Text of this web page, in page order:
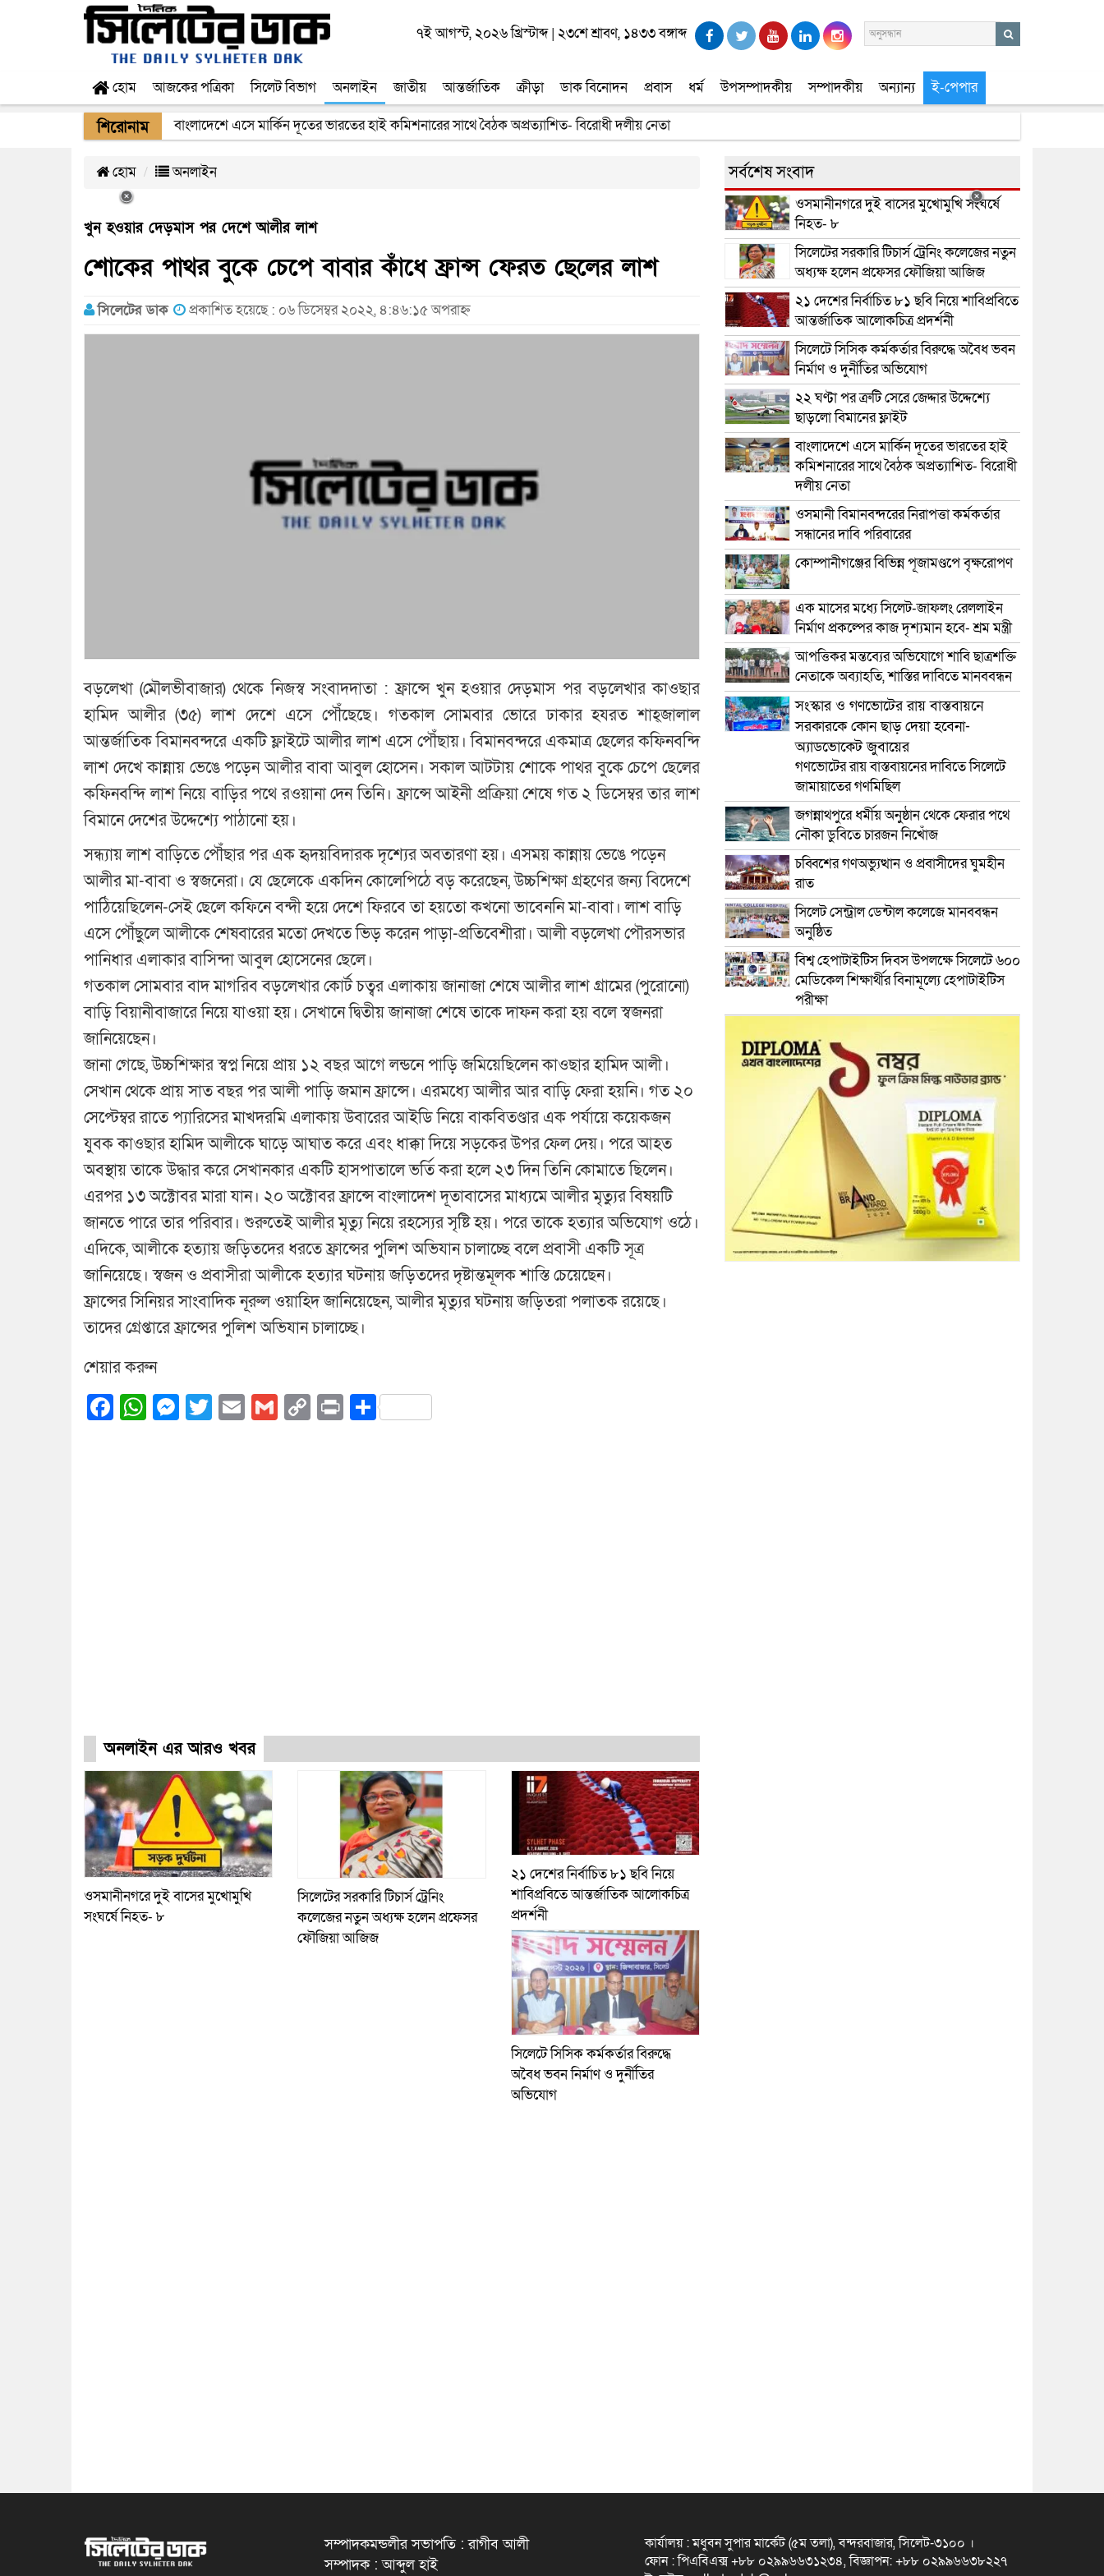
৭ই আগস্ট, ২০২৬ খ্রিস্টাব্দ| ২৩শে শ্রাবণ, ১৪৩৩ বঙ্গাব্দ
হোম আজকের পত্রিকা সিলেট বিভাগ অনলাইন জাতীয় আন্তর্জাতিক ক্রীড়া ডাক বিনোদন প্রবাস ধর্ম উপসম্পাদকীয় সম্পাদকীয় অন্যান্য ই-পেপার
শিরোনাম বাংলাদেশে এসে মার্কিন দূতের ভারতের হাই কমিশনারের সাথে বৈঠক অপ্রত্যাশিত- বিরোধী দলীয় নেতা
ওসমানী বিমানবন্দরের নিরাপত্তা কর্মকর্তার সন্ধানের দাবি পরিবারের
হোম অনলাইন
খুন হওয়ার দেড়মাস পর দেশে আলীর লাশ
শোকের পাথর বুকে চেপে বাবার কাঁধে ফ্রান্স ফেরত ছেলের লাশ
সিলেটের ডাক প্রকাশিত হয়েছে : ০৬ ডিসেম্বর ২০২২, ৪:৪৬:১৫ অপরাহ্ন
বড়লেখা (মৌলভীবাজার) থেকে নিজস্ব সংবাদদাতা : ফ্রান্সে খুন হওয়ার দেড়মাস পর বড়লেখার কাওছার
হামিদ আলীর (৩৫) লাশ দেশে এসে পৌঁছেছে। গতকাল সোমবার ভোরে ঢাকার হযরত শাহ্জালাল
আন্তর্জাতিক বিমানবন্দরে একটি ফ্লাইটে আলীর লাশ এসে পৌঁছায়। বিমানবন্দরে একমাত্র ছেলের কফিনবন্দি
লাশ দেখে কান্নায় ভেঙে পড়েন আলীর বাবা আবুল হোসেন। সকাল আটটায় শোকে পাথর বুকে চেপে ছেলের
কফিনবন্দি লাশ নিয়ে বাড়ির পথে রওয়ানা দেন তিনি। ফ্রান্সে আইনী প্রক্রিয়া শেষে গত ২ ডিসেম্বর তার লাশ
বিমানে দেশের উদ্দেশ্যে পাঠানো হয়।
সন্ধ্যায় লাশ বাড়িতে পৌঁছার পর এক হৃদয়বিদারক দৃশ্যের অবতারণা হয়। এসময় কান্নায় ভেঙে পড়েন
আলীর মা-বাবা ও স্বজনেরা। যে ছেলেকে একদিন কোলেপিঠে বড় করেছেন, উচ্চশিক্ষা গ্রহণের জন্য বিদেশে
পাঠিয়েছিলেন-সেই ছেলে কফিনে বন্দী হয়ে দেশে ফিরবে তা হয়তো কখনো ভাবেননি মা-বাবা। লাশ বাড়ি
এসে পৌঁছুলে আলীকে শেষবারের মতো দেখতে ভিড় করেন পাড়া-প্রতিবেশীরা। আলী বড়লেখা পৌরসভার
পানিধার এলাকার বাসিন্দা আবুল হোসেনের ছেলে।
গতকাল সোমবার বাদ মাগরিব বড়লেখার কোর্ট চত্বর এলাকায় জানাজা শেষে আলীর লাশ গ্রামের (পুরোনো)
বাড়ি বিয়ানীবাজারে নিয়ে যাওয়া হয়। সেখানে দ্বিতীয় জানাজা শেষে তাকে দাফন করা হয় বলে স্বজনরা
জানিয়েছেন।
জানা গেছে, উচ্চশিক্ষার স্বপ্ন নিয়ে প্রায় ১২ বছর আগে লন্ডনে পাড়ি জমিয়েছিলেন কাওছার হামিদ আলী।
সেখান থেকে প্রায় সাত বছর পর আলী পাড়ি জমান ফ্রান্সে। এরমধ্যে আলীর আর বাড়ি ফেরা হয়নি। গত ২০
সেপ্টেম্বর রাতে প্যারিসের মাখদরমি এলাকায় উবারের আইডি নিয়ে বাকবিতণ্ডার এক পর্যায়ে কয়েকজন
যুবক কাওছার হামিদ আলীকে ঘাড়ে আঘাত করে এবং ধাক্কা দিয়ে সড়কের উপর ফেল দেয়। পরে আহত
অবস্থায় তাকে উদ্ধার করে সেখানকার একটি হাসপাতালে ভর্তি করা হলে ২৩ দিন তিনি কোমাতে ছিলেন।
এরপর ১৩ অক্টোবর মারা যান। ২০ অক্টোবর ফ্রান্সে বাংলাদেশ দূতাবাসের মাধ্যমে আলীর মৃত্যুর বিষয়টি
জানতে পারে তার পরিবার। শুরুতেই আলীর মৃত্যু নিয়ে রহস্যের সৃষ্টি হয়। পরে তাকে হত্যার অভিযোগ ওঠে।
এদিকে, আলীকে হত্যায় জড়িতদের ধরতে ফ্রান্সের পুলিশ অভিযান চালাচ্ছে বলে প্রবাসী একটি সূত্র
জানিয়েছে। স্বজন ও প্রবাসীরা আলীকে হত্যার ঘটনায় জড়িতদের দৃষ্টান্তমূলক শাস্তি চেয়েছেন।
ফ্রান্সের সিনিয়র সাংবাদিক নূরুল ওয়াহিদ জানিয়েছেন, আলীর মৃত্যুর ঘটনায় জড়িতরা পলাতক রয়েছে।
তাদের গ্রেপ্তারে ফ্রান্সের পুলিশ অভিযান চালাচ্ছে।
শেয়ার করুন
Facebook
WhatsApp
Messenger
Twitter
EmailGmailCopy
PrintShare
অনলাইন এর আরও খবর
ওসমানীনগরে দুই বাসের মুখোমুখি
সংঘর্ষে নিহত- ৮
সিলেটের সরকারি টিচার্স ট্রেনিং
কলেজের নতুন অধ্যক্ষ হলেন প্রফেসর
ফৌজিয়া আজিজ
২১ দেশের নির্বাচিত ৮১ ছবি নিয়ে
শাবিপ্রবিতে আন্তর্জাতিক আলোকচিত্র
প্রদর্শনী
সিলেটে সিসিক কর্মকর্তার বিরুদ্ধে
অবৈধ ভবন নির্মাণ ও দুর্নীতির
অভিযোগ
সর্বশেষ সংবাদ
ওসমানীনগরে দুই বাসের মুখোমুখি সংঘর্ষে
নিহত- ৮
সিলেটের সরকারি টিচার্স ট্রেনিং কলেজের নতুন
অধ্যক্ষ হলেন প্রফেসর ফৌজিয়া আজিজ
২১ দেশের নির্বাচিত ৮১ ছবি নিয়ে শাবিপ্রবিতে
আন্তর্জাতিক আলোকচিত্র প্রদর্শনী
সিলেটে সিসিক কর্মকর্তার বিরুদ্ধে অবৈধ ভবন
নির্মাণ ও দুর্নীতির অভিযোগ
২২ ঘণ্টা পর ত্রুটি সেরে জেদ্দার উদ্দেশ্যে
ছাড়লো বিমানের ফ্লাইট
বাংলাদেশে এসে মার্কিন দূতের ভারতের হাই
কমিশনারের সাথে বৈঠক অপ্রত্যাশিত- বিরোধী
দলীয় নেতা
ওসমানী বিমানবন্দরের নিরাপত্তা কর্মকর্তার
সন্ধানের দাবি পরিবারের
কোম্পানীগঞ্জের বিভিন্ন পূজামণ্ডপে বৃক্ষরোপণ
এক মাসের মধ্যে সিলেট-জাফলং রেললাইন
নির্মাণ প্রকল্পের কাজ দৃশ্যমান হবে- শ্রম মন্ত্রী
আপত্তিকর মন্তব্যের অভিযোগে শাবি ছাত্রশক্তি
নেতাকে অব্যাহতি, শাস্তির দাবিতে মানববন্ধন
সংস্কার ও গণভোটের রায় বাস্তবায়নে
সরকারকে কোন ছাড় দেয়া হবেনা-
অ্যাডভোকেট জুবায়ের
গণভোটের রায় বাস্তবায়নের দাবিতে সিলেটে
জামায়াতের গণমিছিল
জগন্নাথপুরে ধর্মীয় অনুষ্ঠান থেকে ফেরার পথে
নৌকা ডুবিতে চারজন নিখোঁজ
চব্বিশের গণঅভ্যুত্থান ও প্রবাসীদের ঘুমহীন
রাত
সিলেট সেন্ট্রাল ডেন্টাল কলেজে মানববন্ধন
অনুষ্ঠিত
বিশ্ব হেপাটাইটিস দিবস উপলক্ষে সিলেটে ৬০০
মেডিকেল শিক্ষার্থীর বিনামূল্যে হেপাটাইটিস
পরীক্ষা
সম্পাদকমন্ডলীর সভাপতি : রাগীব আলী
সম্পাদক : আব্দুল হাই
কার্যালয় : মধুবন সুপার মার্কেট (৫ম তলা), বন্দরবাজার, সিলেট-৩১০০ ।
ফোন : পিএবিএক্স +৮৮ ০২৯৯৬৬৩১২৩৪, বিজ্ঞাপন: +৮৮ ০২৯৯৬৬৩৮২২৭